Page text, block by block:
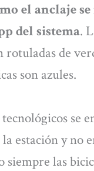
el anclaje
del sistema.
rotuladas de
son azules.
se
estación y no
siempre las